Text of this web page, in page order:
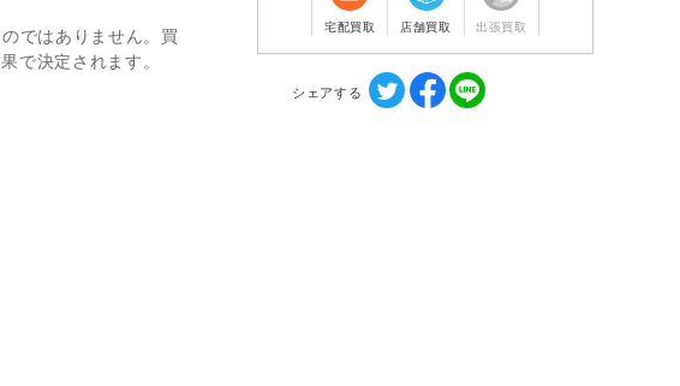
ではありません。買
で決定されます。
宅配買取 店舗買取 出張買取
シェアする